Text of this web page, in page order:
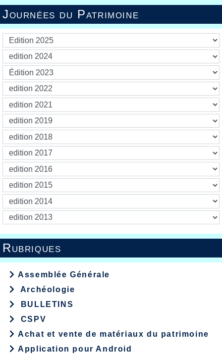
Journées du Patrimoine
Rubriques
Assemblée Générale
Archéologie
BULLETINS
CSPV
Achat et vente de matériaux du patrimoine
Application pour Android